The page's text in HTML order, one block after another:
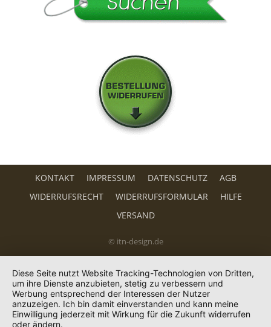
KONTAKT IMPRESSUM DATENSCHUTZ
AGB
WIDERRUFSRECHT
WIDERRUFSFORMULAR
HILFE
VERSAND
© itn-design.de
Diese Seite nutzt Website Tracking-Technologien von Dritten,
um ihre Dienste anzubieten, stetig zu verbessern und
Werbung entsprechend der Interessen der Nutzer
anzuzeigen. Ich bin damit einverstanden und kann meine
Einwilligung jederzeit mit Wirkung für die Zukunft widerrufen
oder ändern.